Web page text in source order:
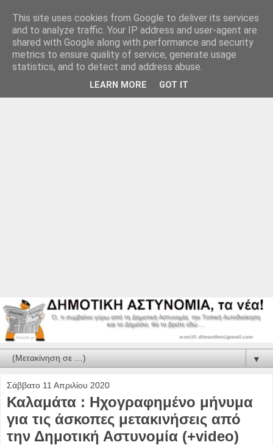
▼
Σάββατο 11 Απριλίου 2020
Καλαμάτα : Ηχογραφημένο μήνυμα
για τις άσκοπες μετακινήσεις από
την Δημοτική Αστυνομία (+video)
This site uses cookies from Google to deliver its services
and to analyze traffic. Your IP address and user-agent are
shared with Google along with performance and security
metrics to ensure quality of service, generate usage
statistics, and to detect and address abuse.
LEARN MORE GOT IT